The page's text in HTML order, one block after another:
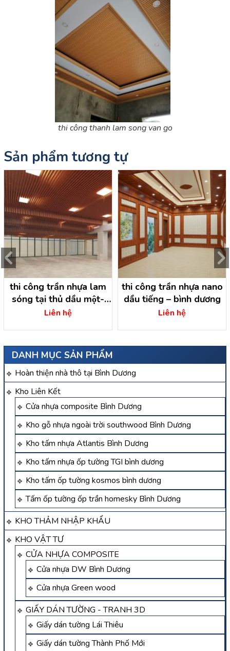
DANH MỤC SẢN PHẨM
Hoàn thiện nhà thô tại Bình Dương
Kho Liên Kết
Cửa nhựa composite Bình Dương
Kho gỗ nhựa ngoài trời southwood Bình Dương
Kho tấm nhựa Atlantis Bình Dương
Kho tấm nhựa ốp tường TGI bình dương
Kho tấm ốp tường kosmos bình dương
Tấm ốp tường ốp trần homesky Bình Dương
KHO THẢM NHẬP KHẨU
KHO VẬT TƯ
CỬA NHỰA COMPOSITE
Cửa nhựa DW Bình Dương
Cửa nhựa Green wood
GIẤY DÁN TƯỜNG - TRANH 3D
Giấy dán tường Lái Thiêu
Giấy dán tường Thành Phố Mới
thi công thanh lam song van go
Sản phẩm tương tự
thi công trần nhựa lam
sóng tại thủ dầu một-
bình dương
Liên hệ
thi công trần nhựa nano
dầu tiếng – bình dương
Liên hệ